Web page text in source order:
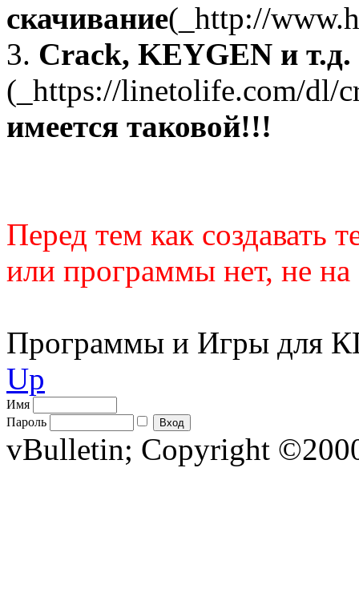
скачивание(_http://
3. Crack, KEYGEN и т.д.
(_https://linetolife.com/dl/
имеется таковой!!!
Перед тем как создавать
или программы нет, не
Программы и Игры для
Up
Имя
Пароль
vBulletin; Copyright